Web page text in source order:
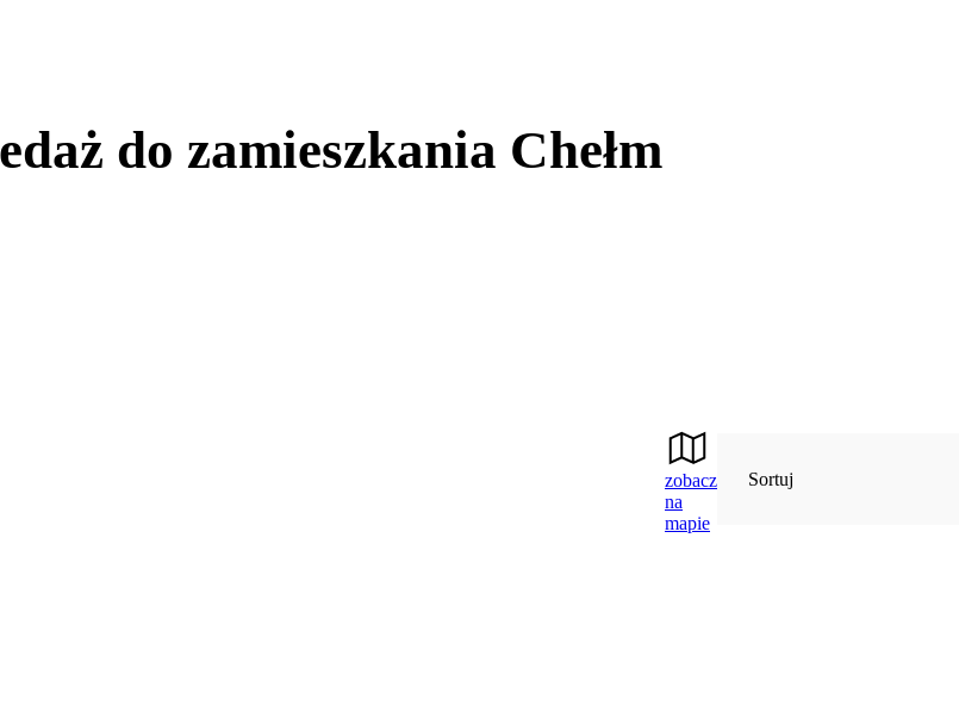
do zamieszkania Chełm
zobacz
na
mapie
Sortuj